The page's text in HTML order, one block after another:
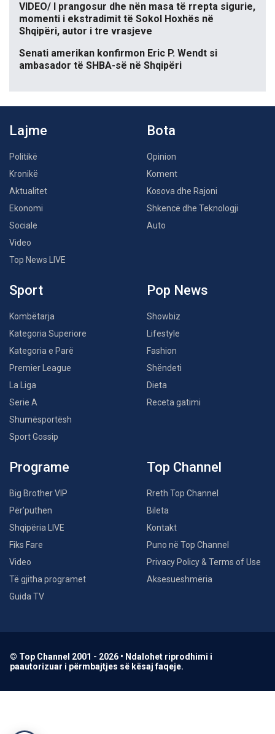
VIDEO/ I prangosur dhe nën masa të rrepta sigurie,
momenti i ekstradimit të Sokol Hoxhës në
Shqipëri, autor i tre vrasjeve
Senati amerikan konfirmon Eric P. Wendt si
ambasador të SHBA-së në Shqipëri
Lajme
Politikë
Kronikë
Aktualitet
Ekonomi
Sociale
Video
Top News LIVE
Bota
Opinion
Koment
Kosova dhe Rajoni
Shkencë dhe Teknologji
Auto
Sport
Kombëtarja
Kategoria Superiore
Kategoria e Parë
Premier League
La Liga
Serie A
Shumësportësh
Sport Gossip
Pop News
Showbiz
Lifestyle
Fashion
Shëndeti
Dieta
Receta gatimi
Programe
Big Brother VIP
Për’puthen
Shqipëria LIVE
Fiks Fare
Video
Të gjitha programet
Guida TV
Top Channel
Rreth Top Channel
Bileta
Kontakt
Puno në Top Channel
Privacy Policy & Terms of Use
Aksesueshmëria
© Top Channel 2001 - 2026 • Ndalohet riprodhimi i
paautorizuar i përmbajtjes së kësaj faqeje.